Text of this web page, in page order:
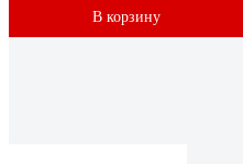
В корзину